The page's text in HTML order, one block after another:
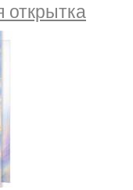
открытка